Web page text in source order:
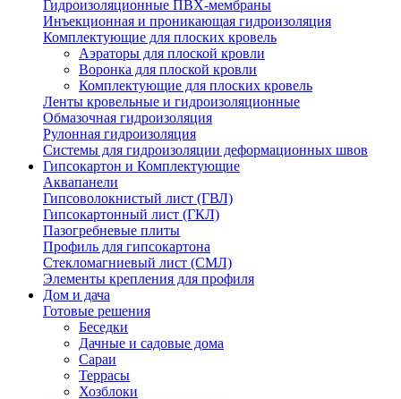
Гидроизоляционные ПВХ-мембраны
Инъекционная и проникающая гидроизоляция
Комплектующие для плоских кровель
Аэраторы для плоской кровли
Воронка для плоской кровли
Комплектующие для плоских кровель
Ленты кровельные и гидроизоляционные
Обмазочная гидроизоляция
Рулонная гидроизоляция
Системы для гидроизоляции деформационных швов
Гипсокартон и Комплектующие
Аквапанели
Гипсоволокнистый лист (ГВЛ)
Гипсокартонный лист (ГКЛ)
Пазогребневые плиты
Профиль для гипсокартона
Стекломагниевый лист (СМЛ)
Элементы крепления для профиля
Дом и дача
Готовые решения
Беседки
Дачные и садовые дома
Сараи
Террасы
Хозблоки